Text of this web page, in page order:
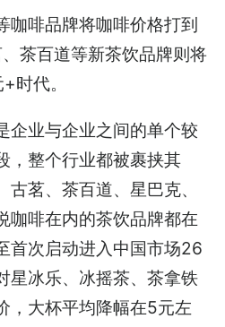
咖啡品牌将咖啡价格打到
茶百道等新茶饮品牌则将
时代。
企业与企业之间的单个较
，整个行业都被裹挟其
茗、茶百道、星巴克、
咖啡在内的茶饮品牌都在
首次启动进入中国市场26
星冰乐、冰摇茶、茶拿铁
，大杯平均降幅在5元左